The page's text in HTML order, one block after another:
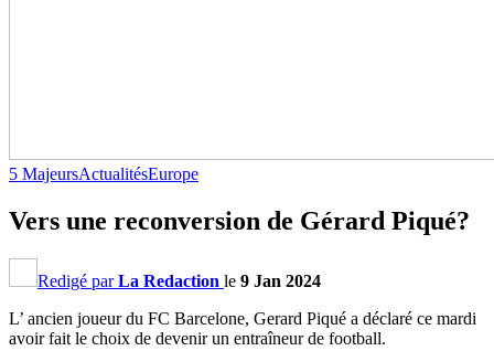
5 MajeursActualitésEurope
Vers une reconversion de Gérard Piqué?
Redigé parLa Redaction le 9 Jan 2024
L’ ancien joueur du FC Barcelone, Gerard Piqué a déclaré ce mardi
avoir fait le choix de devenir un entraîneur de football.